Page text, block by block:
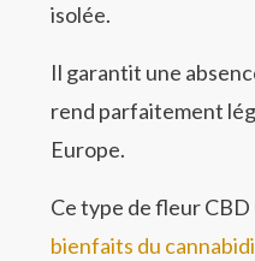
isolée.
Il garantit une
rend parfaitement
Europe.
Ce type de fleur
bienfaits du